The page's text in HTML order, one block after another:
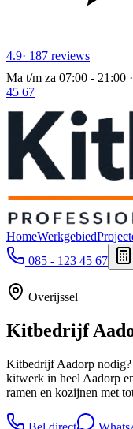
4.9· 187 reviews
Ma t/m za 07:00 - 21:00
45 67
HomeWerkgebied
085 - 123 45 67
Overijssel
Kitbedrijf
Kitbedrijf Aadorp
kitwerk in heel Aadorp
ramen en kozijnen met